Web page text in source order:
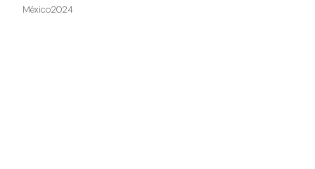
México2024